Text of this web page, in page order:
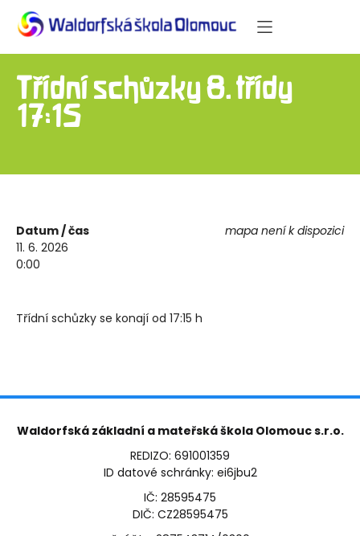
Třídní schůzky 8. třídy –
17:15
mapa není k dispozici
Datum / čas
11. 6. 2026
0:00
Třídní schůzky se konají od 17:15 h
Waldorfská základní a mateřská škola Olomouc s.r.o.
REDIZO: 691001359
ID datové schránky: ei6jbu2
IČ: 28595475
DIČ: CZ28595475